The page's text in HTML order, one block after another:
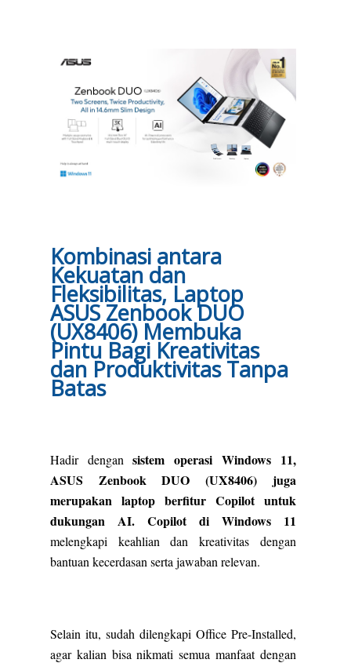
Kombinasi antara
Kekuatan dan
Fleksibilitas, Laptop
ASUS Zenbook DUO
(UX8406) Membuka
Pintu Bagi Kreativitas
dan Produktivitas Tanpa
Batas
Hadir dengansistem operasi Windows 11,
ASUS Zenbook DUO (UX8406) juga
merupakan laptop berfitur Copilot untuk
dukungan AI. Copilot di Windows 11
melengkapi keahlian dan kreativitas dengan
bantuan kecerdasan serta jawaban relevan.
Selain itu, sudah dilengkapi Office Pre-Installed,
agar kalian bisa nikmati semua manfaat dengan